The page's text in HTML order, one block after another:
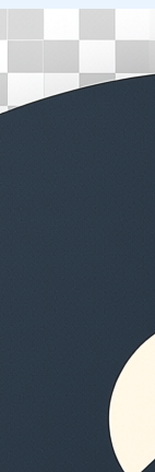
содержимому